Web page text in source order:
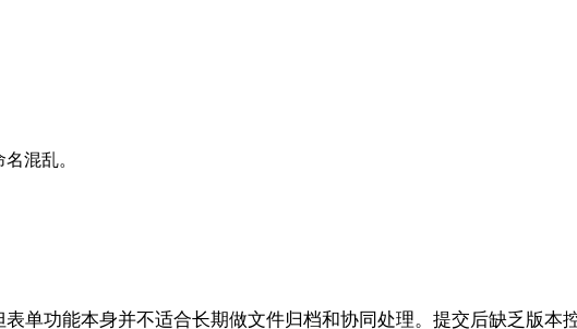
混乱。
单功能本身并不适合长期做文件归档和协同处理。提交后缺乏版本